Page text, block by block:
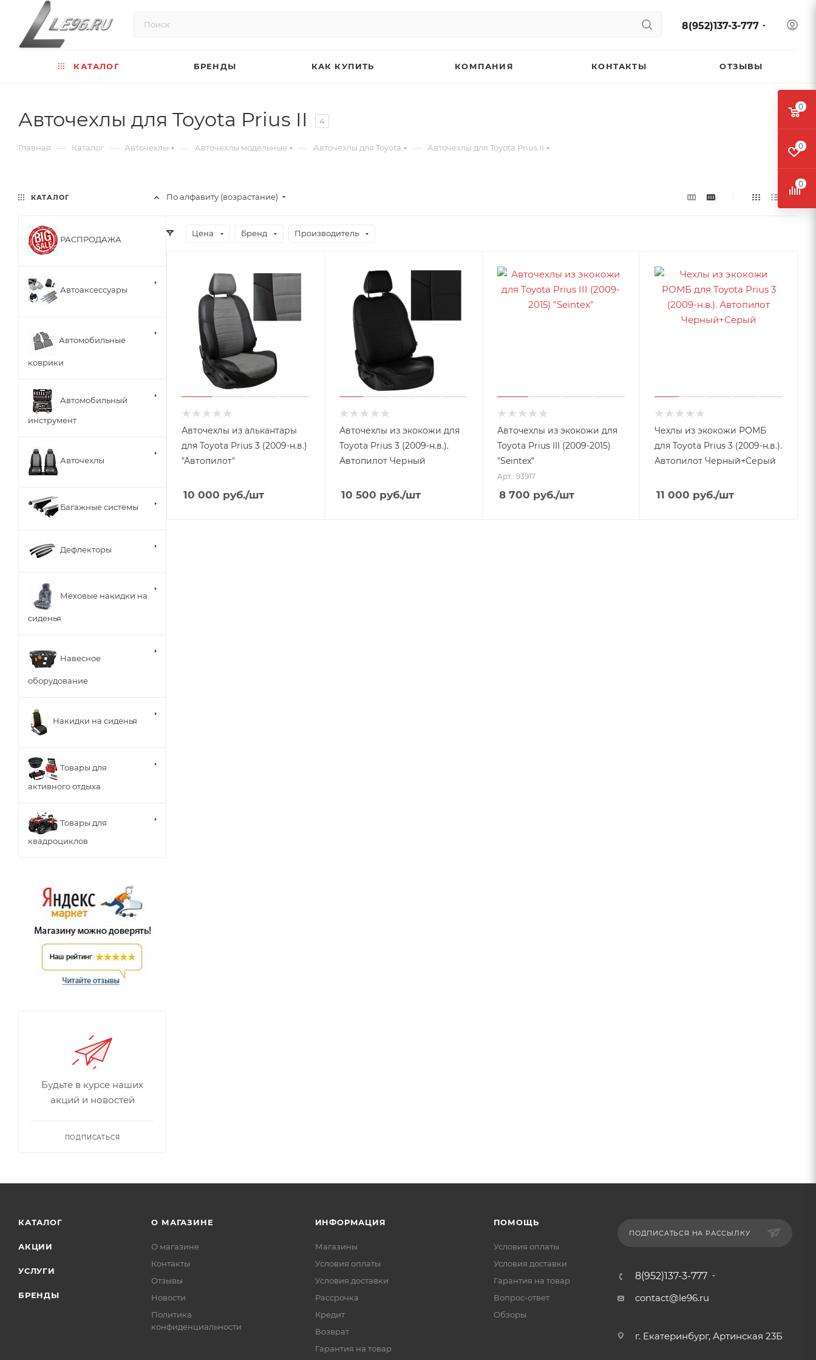
8(952)137-3-777
КАТАЛОГ БРЕНДЫ КАК КУПИТЬ КОМПАНИЯ КОНТАКТЫ ОТЗЫВЫ
Авточехлы для Toyota Prius II 4
Главная — Каталог — Авточехлы — Авточехлы модельные — Авточехлы для Toyota — Авточехлы для Toyota Prius II
По алфавиту (возрастание)
Цена Бренд Производитель
Авточехлы из алькантары
для Toyota Prius 3 (2009-н.в.)
"Автопилот"
10 000 руб./шт
Авточехлы из экокожи для
Toyota Prius 3 (2009-н.в.).
Автопилот Черный
10 500 руб./шт
Авточехлы из экокожи для
Toyota Prius III (2009-2015)
"Seintex"
Арт.: 93917
8 700 руб./шт
Чехлы из экокожи РОМБ
для Toyota Prius 3 (2009-н.в.).
Автопилот Черный+Серый
11 000 руб./шт
КАТАЛОГ
РАСПРОДАЖА
Автоаксессуары
Автомобильные
коврики
Автомобильный
инструмент
Авточехлы
Багажные системы
Дефлекторы
Меховые накидки на
сиденья
Навесное
оборудование
Накидки на сиденья
Товары для
активного отдыха
Товары для
квадроциклов
Будьте в курсе наших
акций и новостей
ПОДПИСАТЬСЯ
КАТАЛОГ
АКЦИИ
УСЛУГИ
БРЕНДЫ
О МАГАЗИНЕ
О магазине
Контакты
Отзывы
Новости
Политика
конфиденциальности
ИНФОРМАЦИЯ
Магазины
Условия оплаты
Условия доставки
Рассрочка
Кредит
Возврат
Гарантия на товар
ПОМОЩЬ
Условия оплаты
Условия доставки
Гарантия на товар
Вопрос-ответ
Обзоры
ПОДПИСАТЬСЯ НА РАССЫЛКУ
8(952)137-3-777
contact@le96.ru
г. Екатеринбург, Артинская 23Б
0
0
0